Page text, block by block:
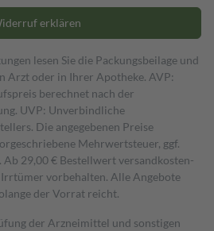
erklären
lesen Sie die Packungsbeilage und
Arzt oder in Ihrer Apotheke. AVP:
berechnet nach der
UVP: Unverbindliche
Die angegebenen Preise
Mehrwertsteuer, ggf.
Ab 29,00 € Bestell­wert versand­kosten­
vorbehalten. Alle Angebote
der Vorrat reicht.
der Arzneimittel und sonstigen